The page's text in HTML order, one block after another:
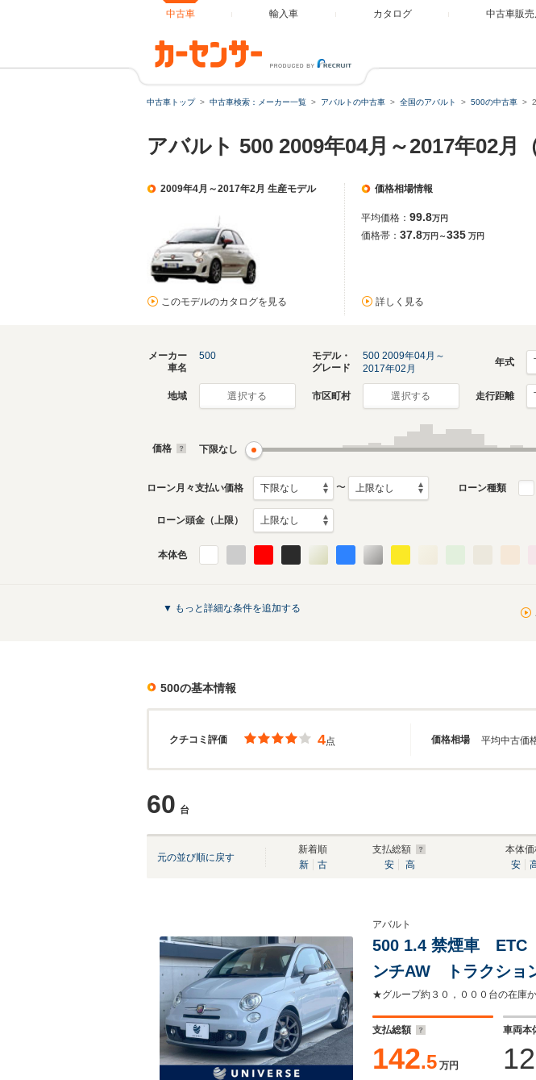
中古車 輸入車 カタログ 中古車販
中古車トップ 中古車検索：メーカー一覧 アバルトの中古車 全国のアバルト 500の中古車
アバルト 500 2009年04月～2017年02月
2009年4月～2017年2月 生産モデル
このモデルのカタログを見る
価格相場情報
平均価格： 99.8万円
価格帯： 37.8万円～335 万円
詳しく見る
メーカー
車名
500
モデル・
グレード
500 2009年04月～
2017年02月
年式
地域 選択する 市区町村 選択する 走行距離
価格 下限なし
ローン月々支払い価格 〜 ローン種類
ローン頭金（上限）
本体色
▼ もっと詳細な条件を追加する
500の基本情報
クチコミ評価 価格相場
4点 平均中古価
60 台
元の並び順に戻す
新着順
新
古
支払総額
安
高
本体
安
アバルト
500 1.4 禁煙車 ETC
ンチAW トラクショ
支払総額
142.5 万円
車両本